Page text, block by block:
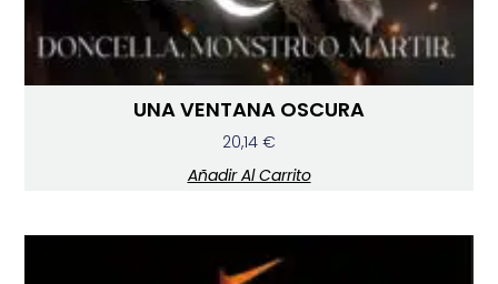
UNA VENTANA OSCURA
20,14 €
Añadir Al Carrito